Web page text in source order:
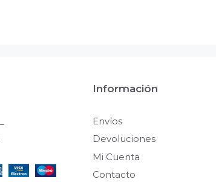
Información
Envíos
Devoluciones
Mi Cuenta
Contacto